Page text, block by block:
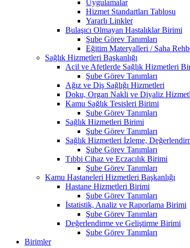
Uygulamalar
Hizmet Standartları Tablosu
Yararlı Linkler
Bulaşıcı Olmayan Hastalıklar Birimi
Şube Görev Tanımları
Eğitim Materyalleri / Saha
Sağlık Hizmetleri Başkanlığı
Acil ve Afetlerde Sağlık Hizmetleri
Şube Görev Tanımları
Ağız ve Diş Sağlığı Hizmetleri
Doku, Organ Nakli ve Diyaliz
Kamu Sağlık Tesisleri Birimi
Şube Görev Tanımları
Sağlık Hizmetleri Birimi
Şube Görev Tanımları
Sağlık Hizmetleri İzleme,
Şube Görev Tanımları
Tıbbi Cihaz ve Eczacılık Birimi
Şube Görev Tanımları
Kamu Hastaneleri Hizmetleri Başkanlığı
Hastane Hizmetleri Birimi
Şube Görev Tanımları
İstatistik, Analiz ve Raporlama Birimi
Şube Görev Tanımları
Değerlendirme ve Geliştirme Birimi
Şube Görev Tanımları
Birimler